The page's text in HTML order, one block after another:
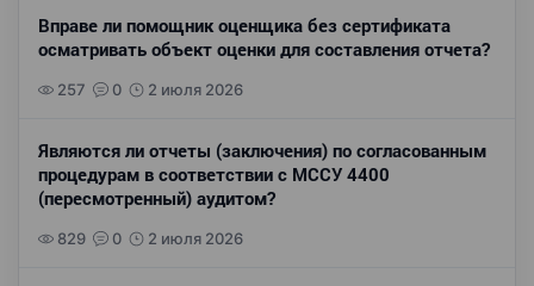
Вправе ли помощник оценщика без сертификата
осматривать объект оценки для составления отчета?
257 0 2 июля 2026
Являются ли отчеты (заключения) по согласованным
процедурам в соответствии с МССУ 4400
(пересмотренный) аудитом?
829 0 2 июля 2026